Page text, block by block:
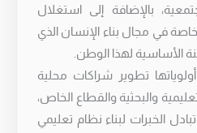
بالإضافة إلى استغلال
في مجال بناء الإنسان الذي
الأساسية لهذا الوطن.
تطوير شراكات محلية
والبحثية والقطاع الخاص،
الخبرات لبناء نظام تعليمي